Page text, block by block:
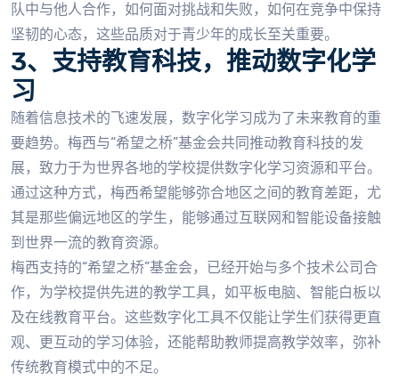
队中与他人合作，如何面对挑战和失败，如何在竞争中保持
坚韧的心态，这些品质对于青少年的成长至关重要。
3、支持教育科技，推动数字化学
习
随着信息技术的飞速发展，数字化学习成为了未来教育的重
要趋势。梅西与“希望之桥”基金会共同推动教育科技的发
展，致力于为世界各地的学校提供数字化学习资源和平台。
通过这种方式，梅西希望能够弥合地区之间的教育差距，尤
其是那些偏远地区的学生，能够通过互联网和智能设备接触
到世界一流的教育资源。
梅西支持的“希望之桥”基金会，已经开始与多个技术公司合
作，为学校提供先进的教学工具，如平板电脑、智能白板以
及在线教育平台。这些数字化工具不仅能让学生们获得更直
观、更互动的学习体验，还能帮助教师提高教学效率，弥补
传统教育模式中的不足。